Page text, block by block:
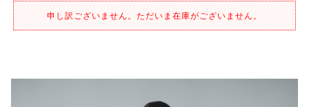
申し訳ございません。ただいま在庫がございません。